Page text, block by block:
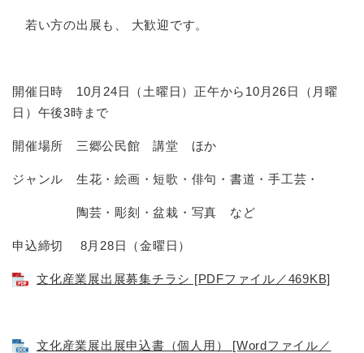
若い方の出展も、 大歓迎です。
開催日時 10月24日（土曜日）正午から10月26日（月曜
日）午後3時まで
開催場所 三郷公民館 講堂 ほか
ジャンル 生花・絵画・短歌・俳句・書道・手工芸・
陶芸・彫刻・盆栽・写真 など
申込締切 8月28日（金曜日）
文化産業展出展募集チラシ [PDFファイル／469KB]
文化産業展出展申込書（個人用） [Wordファイル／